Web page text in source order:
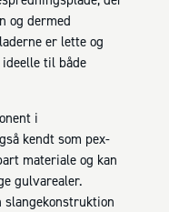
og dermed
er lette og
til både
i
kendt som pex-
materiale og kan
gulvarealer.